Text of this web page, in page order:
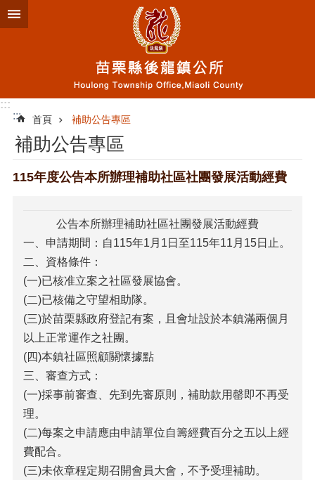
跳到主要內容區塊
:::
:::
首頁 補助公告專區
補助公告專區
115年度公告本所辦理補助社區社團發展活動經費
公告本所辦理補助社區社團發展活動經費
一、申請期間：自115年1月1日至115年11月15日止。
二、資格條件：
(一)已核准立案之社區發展協會。
(二)已核備之守望相助隊。
(三)於苗栗縣政府登記有案，且會址設於本鎮滿兩個月
以上正常運作之社團。
(四)本鎮社區照顧關懷據點
三、審查方式：
(一)採事前審查、先到先審原則，補助款用罄即不再受
理。
(二)每案之申請應由申請單位自籌經費百分之五以上經
費配合。
(三)未依章程定期召開會員大會，不予受理補助。